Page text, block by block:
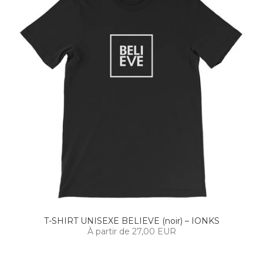
T-SHIRT UNISEXE BELIEVE (noir) – IONKS
À partir de 27,00 EUR